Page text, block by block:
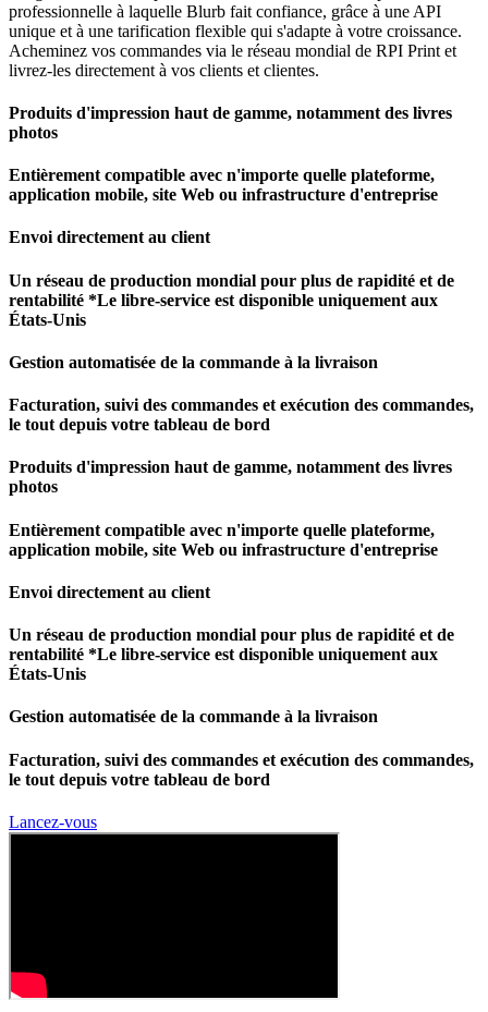
professionnelle à laquelle Blurb fait confiance, grâce à une API
unique et à une tarification flexible qui s'adapte à votre croissance.
Acheminez vos commandes via le réseau mondial de RPI Print et
livrez-les directement à vos clients et clientes.
Produits d'impression haut de gamme, notamment des livres
photos
Entièrement compatible avec n'importe quelle plateforme,
application mobile, site Web ou infrastructure d'entreprise
Envoi directement au client
Un réseau de production mondial pour plus de rapidité et de
rentabilité *Le libre-service est disponible uniquement aux
États-Unis
Gestion automatisée de la commande à la livraison
Facturation, suivi des commandes et exécution des commandes,
le tout depuis votre tableau de bord
Produits d'impression haut de gamme, notamment des livres
photos
Entièrement compatible avec n'importe quelle plateforme,
application mobile, site Web ou infrastructure d'entreprise
Envoi directement au client
Un réseau de production mondial pour plus de rapidité et de
rentabilité *Le libre-service est disponible uniquement aux
États-Unis
Gestion automatisée de la commande à la livraison
Facturation, suivi des commandes et exécution des commandes,
le tout depuis votre tableau de bord
Lancez-vous